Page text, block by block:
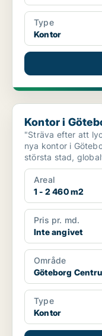
Type
Kontor
Kontor i Göteborg
Kontor i
"Sträva efter att
nya kontor i
största stad,
Areal
1 - 2 460 m2
Pris pr. md.
Inte angivet
Område
Göteborg
Type
Kontor